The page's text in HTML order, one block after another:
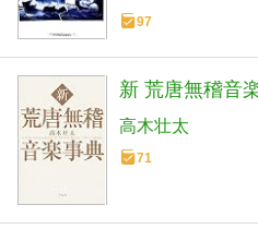
97
新 荒唐無稽音
高木壮太
71